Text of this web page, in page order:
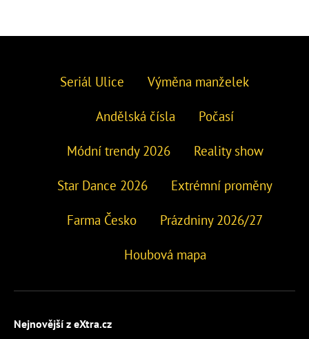
Seriál Ulice Výměna manželek
Andělská čísla Počasí
Módní trendy 2026 Reality show
Star Dance 2026 Extrémní proměny
Farma Česko Prázdniny 2026/27
Houbová mapa
Nejnovější z eXtra.cz